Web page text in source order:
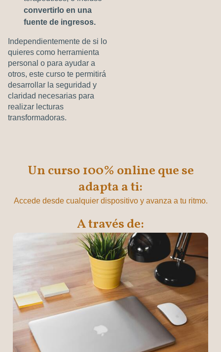
convertirlo en una
fuente de ingresos.
Independientemente de si lo
quieres como herramienta
personal o para ayudar a
otros, este curso te permitirá
desarrollar la seguridad y
claridad necesarias para
realizar lecturas
transformadoras.
Un curso 100% online que se
adapta a ti:
Accede desde cualquier dispositivo y avanza a tu ritmo.
A través de: